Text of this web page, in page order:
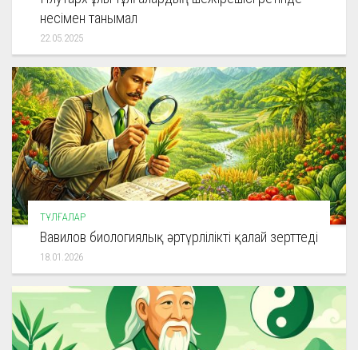
несімен танымал
22.05.2025
ТҰЛҒАЛАР
Вавилов биологиялық әртүрлілікті қалай зерттеді
18.01.2026